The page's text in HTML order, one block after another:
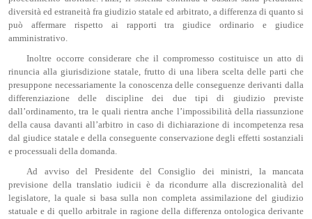
diversità ed estraneità fra giudizio statale ed arbitrato, a differenza di quanto si
può affermare rispetto ai rapporti tra giudice ordinario e giudice
amministrativo.
Inoltre occorre considerare che il compromesso costituisce un atto di
rinuncia alla giurisdizione statale, frutto di una libera scelta delle parti che
presuppone necessariamente la conoscenza delle conseguenze derivanti dalla
differenziazione delle discipline dei due tipi di giudizio previste
dall’ordinamento, tra le quali rientra anche l’impossibilità della riassunzione
della causa davanti all’arbitro in caso di dichiarazione di incompetenza resa
dal giudice statale e della conseguente conservazione degli effetti sostanziali
e processuali della domanda.
Ad avviso del Presidente del Consiglio dei ministri, la mancata
previsione della translatio iudicii è da ricondurre alla discrezionalità del
legislatore, la quale si basa sulla non completa assimilazione del giudizio
statuale e di quello arbitrale in ragione della differenza ontologica derivante